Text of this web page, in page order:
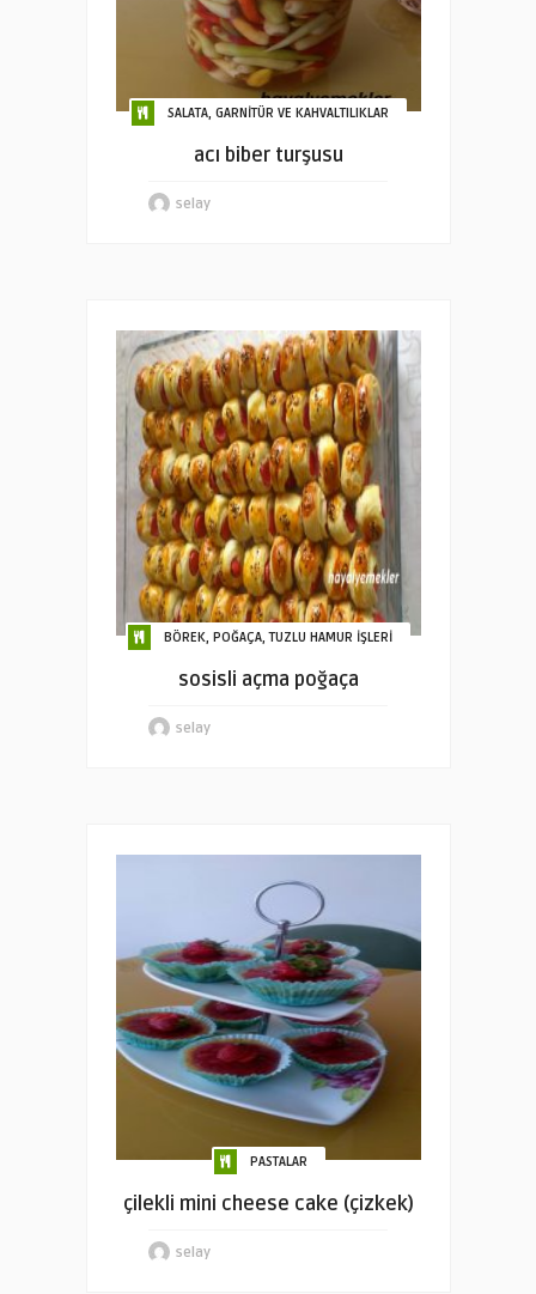
SALATA, GARNİTÜR VE KAHVALTILIKLAR
acı biber turşusu
selay
BÖREK, POĞAÇA, TUZLU HAMUR İŞLERİ
sosisli açma poğaça
selay
PASTALAR
çilekli mini cheese cake (çizkek)
selay